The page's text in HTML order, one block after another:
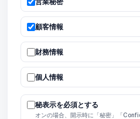
顧客情報
財務情報
個人情報
秘表示を必須とする
オンの場合、開示時に「秘密」「